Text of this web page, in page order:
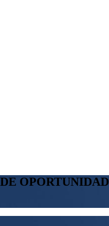
OPORTUNIDAD